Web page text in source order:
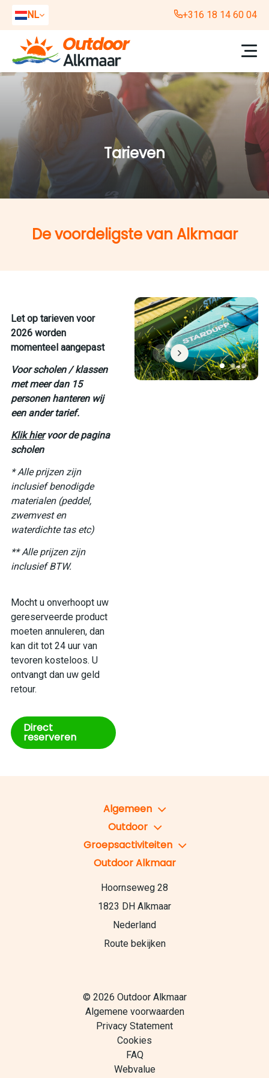
NL
EN
DE
+316 18 14 60 04
Tarieven
De voordeligste van Alkmaar
Let op tarieven voor
2026 worden
momenteel aangepast
Voor scholen / klassen
met meer dan 15
personen hanteren wij
een ander tarief.
Klik hiervoor de pagina
scholen
* Alle prijzen zijn
inclusief benodigde
materialen (peddel,
zwemvest en
waterdichte tas etc)
** Alle prijzen zijn
inclusief BTW.
Mocht u onverhoopt uw
gereserveerde product
moeten annuleren, dan
kan dit tot 24 uur van
tevoren kosteloos. U
ontvangt dan uw geld
retour.
Direct
reserveren
Algemeen
Outdoor
Groepsactiviteiten
Outdoor Alkmaar
Hoornseweg 28
1823 DH Alkmaar
Nederland
Route bekijken
© 2026 Outdoor Alkmaar
Algemene voorwaarden
Privacy Statement
Cookies
FAQ
Webvalue